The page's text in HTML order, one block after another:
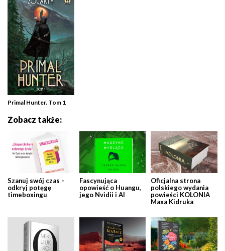
Primal Hunter. Tom 1
Zobacz także:
Szanuj swój czas –
odkryj potęgę
timeboxingu
Fascynująca
opowieść o Huangu,
jego Nvidii i AI
Oficjalna strona
polskiego wydania
powieści KOLONIA
Maxa Kidruka